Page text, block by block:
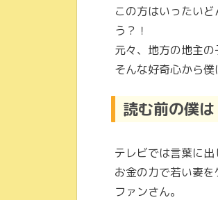
この方はいったい
う？！
元々、地方の地主
そんな好奇心から
読む前の僕は
テレビでは言葉に出
お金の力で若い妻
ファンさん。